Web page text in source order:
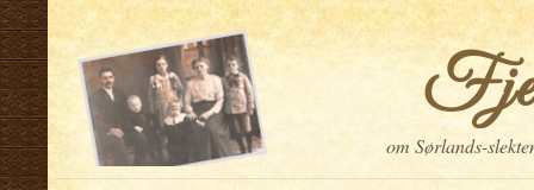
om Sørlands-